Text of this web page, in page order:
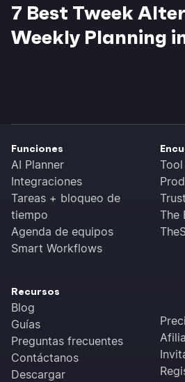
7 Best Tweek
Weekly Planning
Funciones
AI Planner
Integraciones
Tareas + bloqueo de
tiempo
Agenda de equipos
Smart Workflows
The
Recursos
Blog
Guías
Preguntas frecuentes
Contáctanos
Descargar